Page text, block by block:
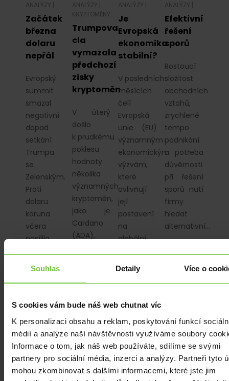
Souhlas Detaily Více o
S cookies vám bude náš web chutnat víc
K personalizaci obsahu a reklam, poskytování funkcí
médií a analýze naší návštěvnosti využíváme soubory
Informace o tom, jak náš web používáte, sdílíme se svými
partnery pro sociální média, inzerci a analýzy. Partneři tyto
mohou zkombinovat s dalšími informacemi, které jste jim
ANALÝZY
Začátek
března
dolaru
nepřál
Evropský
summit
smazal
negativní
dopad
setkání
Trumpa
se
Zelenským.
Proti
dolaru
koruna
včera
posílila
Dnes
ANALÝZY
KRYPTOMĚNY
Trumpova
cla
vymazala
předchozí
zisky
kryptoměn
V úterý
došlo
k prudkému
poklesu
hodnoty
několika
významných
kryptoměn,
jako je
Cardano
(ADA),
(SOL), které…
ANALÝZY
Je
Evropská
ekonomika
stabilní?
V posledních
měsících
čelí
Evropská
unie (EU)
významným
ekonomickým
výzvám,
které
ovlivňují
její
postavení
na
globální
V roce 2024…
ANALÝZY
Efektivní
řešení
sporů
Rostoucí
složitost
obchodních
vztahů,
zrychlené
tempo
podnikání
a potřeba
důvěrnosti
při řešení
sporů nutí
firmy
hledat
alternativní…
ANALÝZY|
KRYPTOMĚNY
Trump
ANALÝZY|
EU
a Indie
ANALÝZY|
PLN|EUR |
USD
ANALÝZY|
Firemní
náklady